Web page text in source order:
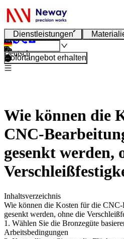
Dienstleistungen
Deutsch
Sofortangebot erhalten
Wie können die
CNC-
gesenkt werden,
Inhaltsverzeichnis
Wie können die Kosten für die
gesenkt werden, ohne die
1. Wählen Sie die Bronzegüte
Arbeitsbedingungen